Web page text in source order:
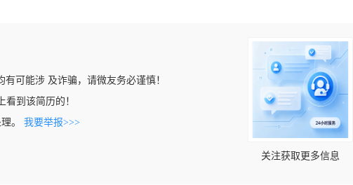
可能涉 及诈骗，请微友务必谨慎！
看到该简历的！
。 我要举报>>>
关注获取更多信息